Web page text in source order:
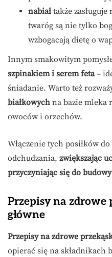
nabiał także
twaróg są nie tylko
wzbogacają dietę o
Innym smakowitym
szpinakiem i serem feta–
śniadanie. Warto też
białkowych na bazie mleka
owoców i orzechów.
Włączenie tych posiłków
odchudzania, zwiększając
przyczyniając się do
Przepisy na
główne
Przepisy na zdrowe
opierać się na składnikach